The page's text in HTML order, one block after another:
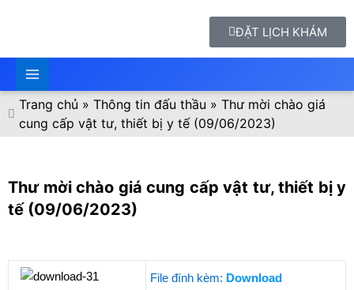
ĐẶT LỊCH KHÁM
Trang chủ » Thông tin đấu thầu » Thư mời chào giá
cung cấp vật tư, thiết bị y tế (09/06/2023)
Thư mời chào giá cung cấp vật tư, thiết bị y
tế (09/06/2023)
File đính kèm: Download